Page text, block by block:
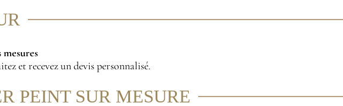
mesures
et recevez un devis personnalisé.
PEINT SUR MESURE